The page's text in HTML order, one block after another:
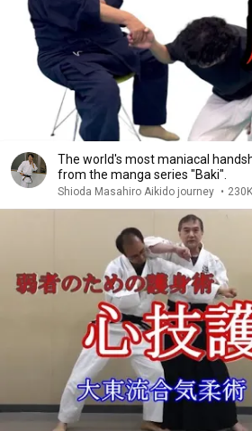
The world's most maniacal
from the manga series "Baki".
Shioda Masahiro Aikido journey •